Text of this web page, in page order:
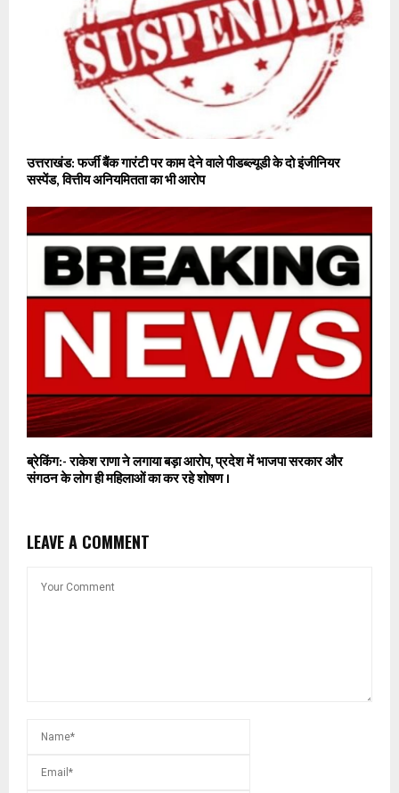
उत्तराखंड: फर्जी बैंक गारंटी पर काम देने वाले पीडब्ल्यूडी के दो इंजीनियर
सस्पेंड, वित्तीय अनियमितता का भी आरोप
ब्रेकिंग:- राकेश राणा ने लगाया बड़ा आरोप, प्रदेश में भाजपा सरकार और
संगठन के लोग ही महिलाओं का कर रहे शोषण ।
LEAVE A COMMENT